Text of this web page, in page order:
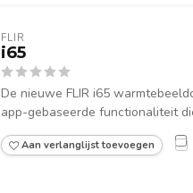
FLIR
i65
De nieuwe FLIR i65
app-gebaseerde functionaliteit
Aan verlanglijst toevoegen